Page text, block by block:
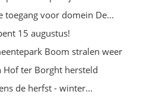
toegang voor domein De...
15 augustus!
Boom stralen weer
Hof ter Borght hersteld
de herfst - winter...